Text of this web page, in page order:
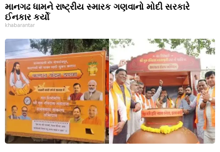
માનગઢ ધામને રાષ્ટ્રીય સ્મારક ગણવાનો મોદી સરકારે
ઈનકાર કર્યો
khabarantar